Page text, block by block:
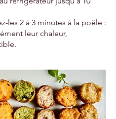
les 2 à 3 minutes à la poêle :
leur chaleur,